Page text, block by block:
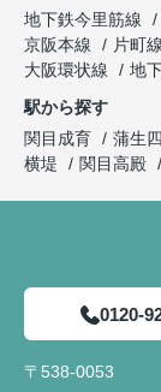
地下鉄今里筋線
京阪本線
片町線
大阪環状線
地
駅から探す
関目成育
蒲生
横堤
関目高殿
0120-
〒538-0053